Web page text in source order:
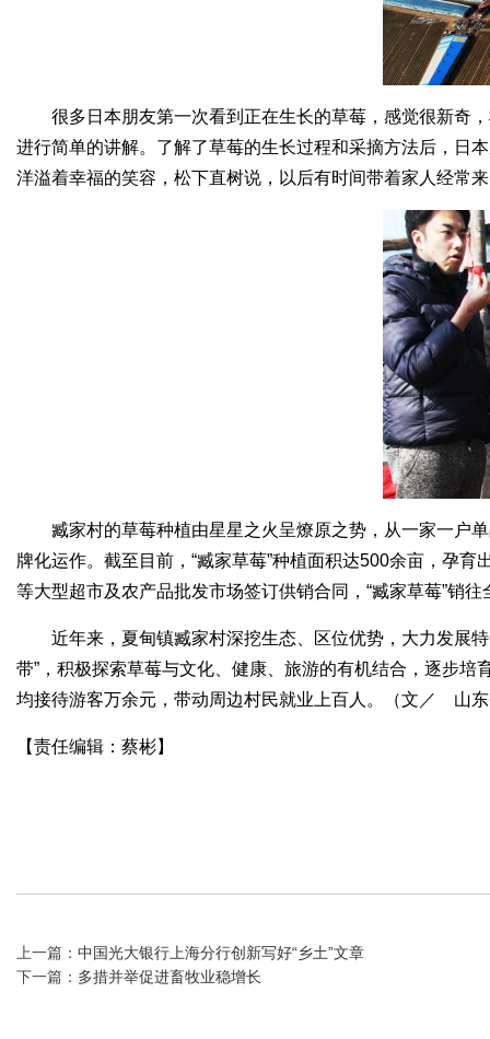
很多日本朋友第一次看到正在生长的草莓，感觉很新奇
进行简单的讲解。了解了草莓的生长过程和采摘方法后，日
洋溢着幸福的笑容，松下直树说，以后有时间带着家人经常
臧家村的草莓种植由星星之火呈燎原之势，从一家一户
牌化运作。截至目前，“臧家草莓”种植面积达500余亩，孕
等大型超市及农产品批发市场签订供销合同，“臧家草莓”销
近年来，夏甸镇臧家村深挖生态、区位优势，大力发展
带”，积极探索草莓与文化、健康、旅游的有机结合，逐步
均接待游客万余元，带动周边村民就业上百人。（文／ 山
【责任编辑：蔡彬】
上一篇： 中国光大银行上海分行创新写好“乡土”文章
下一篇： 多措并举促进畜牧业稳增长